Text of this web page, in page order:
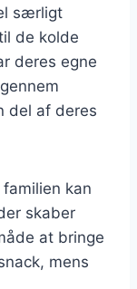
særligt
de kolde
deres egne
del af deres
kan
skaber
at bringe
mens